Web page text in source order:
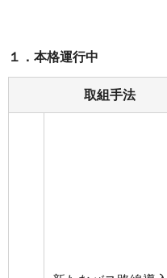
１．本格運行中
取組手法